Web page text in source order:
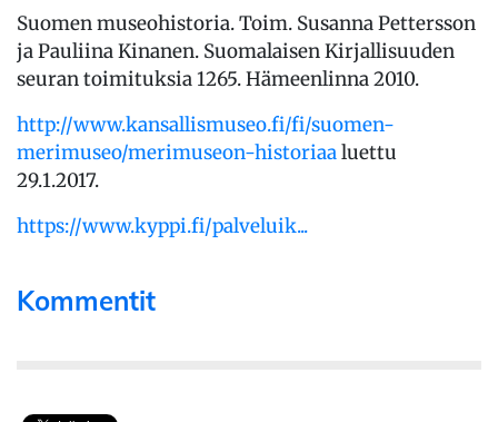
Suomen museohistoria. Toim. Susanna Pettersson
ja Pauliina Kinanen. Suomalaisen Kirjallisuuden
seuran toimituksia 1265. Hämeenlinna 2010.
http://www.kansallismuseo.fi/fi/suomen-
merimuseo/merimuseon-historiaaluettu
29.1.2017.
https://www.kyppi.fi/palveluik...
Kommentit